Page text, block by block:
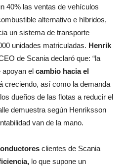
40% las ventas de vehículos
alternativo e híbridos,
un sistema de transporte
unidades matriculadas. Henrik
de Scania declaró que: “la
apoyan el cambio hacia el
creciendo, así como la demanda
dueños de las flotas a reducir el
demuestra según Henriksson
van de la mano.
clientes de Scania
lo que supone un